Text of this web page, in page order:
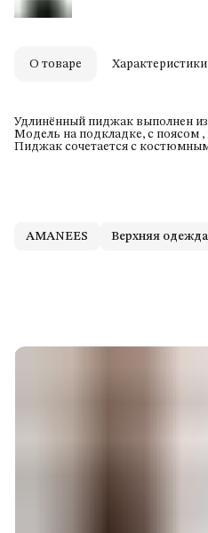
О товаре Характеристики
Удлинённый пиджак выполнен
Модель на подкладке, с поясом
Пиджак сочетается с
AMANEES Верхняя одежда